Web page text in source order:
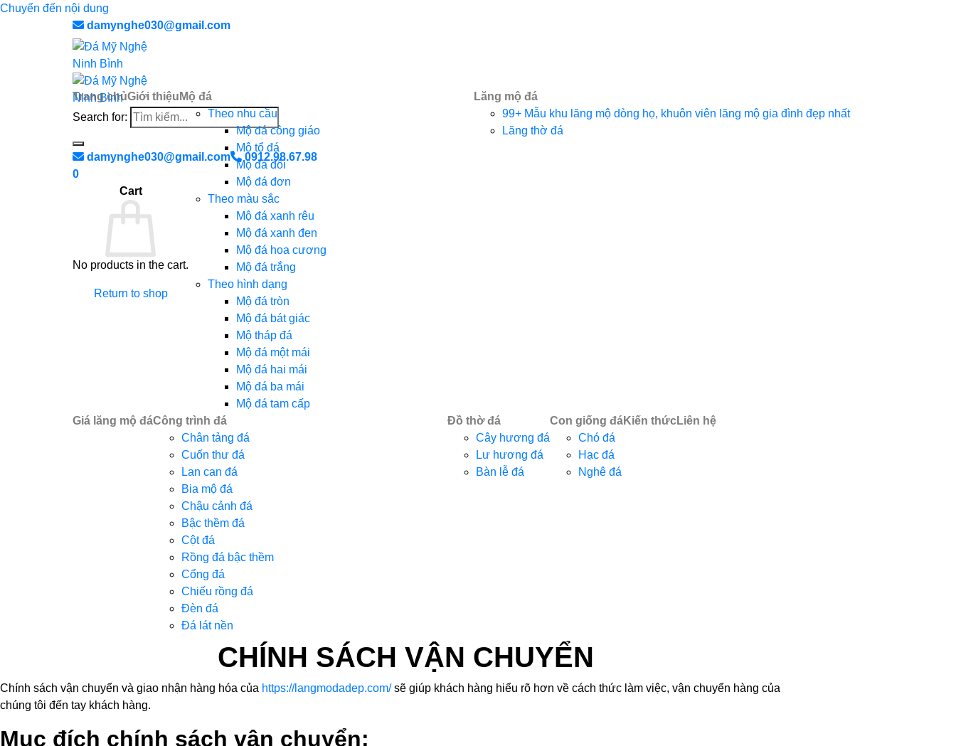
Chuyển đến nội dung
damynghe030@gmail.com
Search for:
damynghe030@gmail.com
0912.98.67.98
0
Cart
No products in the cart.
Return to shop
Trang chủGiới thiệu Mộ đá
Theo nhu cầu
Mộ đá công giáo
Mộ tổ đá
Mộ đá đôi
Mộ đá đơn
Theo màu sắc
Mộ đá xanh rêu
Mộ đá xanh đen
Mộ đá hoa cương
Mộ đá trắng
Theo hình dạng
Mộ đá tròn
Mộ đá bát giác
Mộ tháp đá
Mộ đá một mái
Mộ đá hai mái
Mộ đá ba mái
Mộ đá tam cấp
Lăng mộ đá
99+ Mẫu khu lăng mộ dòng họ, khuôn viên lăng mộ gia đình đẹp nhất
Lăng thờ đá
Giá lăng mộ đáCông trình đá
Chân tảng đá
Cuốn thư đá
Lan can đá
Bia mộ đá
Chậu cảnh đá
Bậc thềm đá
Cột đá
Rồng đá bậc thềm
Cổng đá
Chiếu rồng đá
Đèn đá
Đá lát nền
Đồ thờ đá
Cây hương đá
Lư hương đá
Bàn lễ đá
Con giống đá
Chó đá
Hạc đá
Nghê đá
Kiến thứcLiên hệ
CHÍNH SÁCH VẬN CHUYỂN
Chính sách vận chuyển và giao nhận hàng hóa của https://langmodadep.com/sẽ giúp khách hàng hiểu rõ hơn về cách thức làm việc, vận chuyển hàng của
chúng tôi đến tay khách hàng.
Mục đích chính sách vận chuyển: